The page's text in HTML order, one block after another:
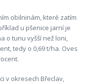
obilninám, které zatím
u pšenice jarní je
o tunu vyšší než loni,
tedy o 0,69 t/ha. Oves
v okresech Břeclav,